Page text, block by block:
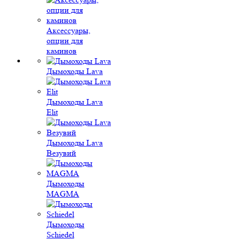
Аксессуары,
опции для
каминов
Дымоходы Lava
Дымоходы Lava
Elit
Дымоходы Lava
Везувий
Дымоходы
MAGMA
Дымоходы
Schiedel